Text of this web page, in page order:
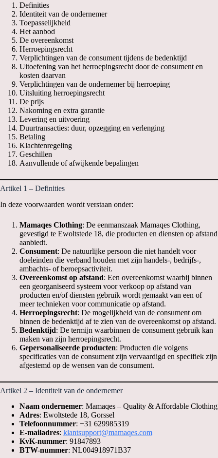
Definities
Identiteit van de ondernemer
Toepasselijkheid
Het aanbod
De overeenkomst
Herroepingsrecht
Verplichtingen van de consument tijdens de bedenktijd
Uitoefening van het herroepingsrecht door de consument en
kosten daarvan
Verplichtingen van de ondernemer bij herroeping
Uitsluiting herroepingsrecht
De prijs
Nakoming en extra garantie
Levering en uitvoering
Duurtransacties: duur, opzegging en verlenging
Betaling
Klachtenregeling
Geschillen
Aanvullende of afwijkende bepalingen
Artikel 1 – Definities
In deze voorwaarden wordt verstaan onder:
Mamaqes Clothing: De eenmanszaak Mamaqes Clothing,
gevestigd te Ewoltstede 18, die producten en diensten op afstand
aanbiedt.
Consument: De natuurlijke persoon die niet handelt voor
doeleinden die verband houden met zijn handels-, bedrijfs-,
ambachts- of beroepsactiviteit.
Overeenkomst op afstand: Een overeenkomst waarbij binnen
een georganiseerd systeem voor verkoop op afstand van
producten en/of diensten gebruik wordt gemaakt van een of
meer technieken voor communicatie op afstand.
Herroepingsrecht: De mogelijkheid van de consument om
binnen de bedenktijd af te zien van de overeenkomst op afstand.
Bedenktijd: De termijn waarbinnen de consument gebruik kan
maken van zijn herroepingsrecht.
Gepersonaliseerde producten: Producten die volgens
specificaties van de consument zijn vervaardigd en specifiek zijn
afgestemd op de wensen van de consument.
Artikel 2 – Identiteit van de ondernemer
Naam ondernemer: Mamaqes – Quality & Affordable Clothing
Adres: Ewoltstede 18, Gorssel
Telefoonnummer: +31 629985319
E-mailadres: klantsupport@mamaqes.com
KvK-nummer: 91847893
BTW-nummer: NL004918971B37